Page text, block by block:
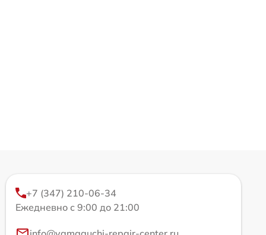
+7 (347) 210-06-34
Ежедневно с 9:00 до 21:00